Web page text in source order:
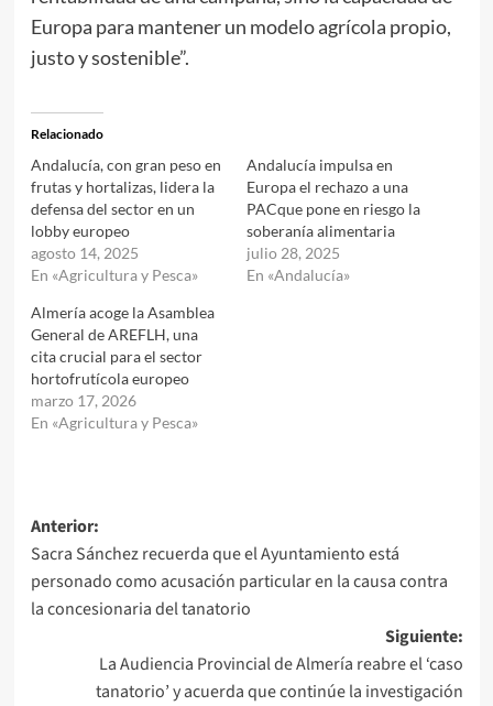
Europa para mantener un modelo agrícola propio,
justo y sostenible”.
Relacionado
Andalucía, con gran peso en
frutas y hortalizas, lidera la
defensa del sector en un
lobby europeo
agosto 14, 2025
En «Agricultura y Pesca»
Andalucía impulsa en
Europa el rechazo a una
PACque pone en riesgo la
soberanía alimentaria
julio 28, 2025
En «Andalucía»
Almería acoge la Asamblea
General de AREFLH, una
cita crucial para el sector
hortofrutícola europeo
marzo 17, 2026
En «Agricultura y Pesca»
Navegación
de
entradas
Anterior:
Sacra Sánchez recuerda que el Ayuntamiento está
personado como acusación particular en la causa contra
la concesionaria del tanatorio
Siguiente:
La Audiencia Provincial de Almería reabre el ‘caso
tanatorio’ y acuerda que continúe la investigación